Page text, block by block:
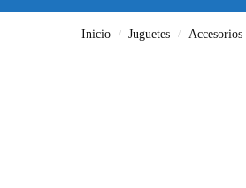
Inicio / Juguetes / Accesorios